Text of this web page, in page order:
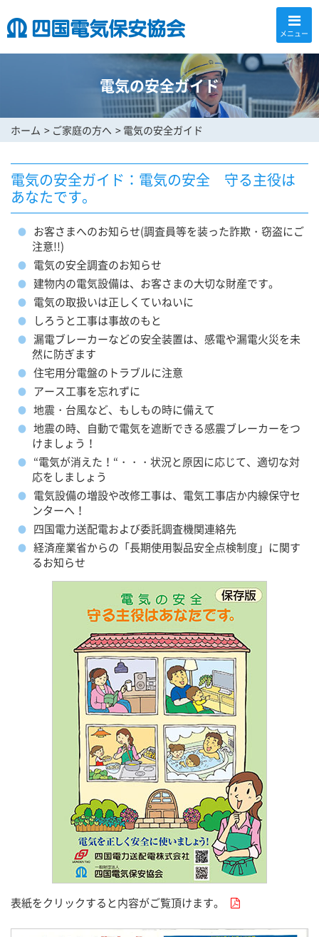
メニュー
電気の安全ガイド
ホーム ご家庭の方へ 電気の安全ガイド
電気の安全ガイド：電気の安全 守る主役は
あなたです。
お客さまへのお知らせ(調査員等を装った詐欺・窃盗にご
注意!!)
電気の安全調査のお知らせ
建物内の電気設備は、お客さまの大切な財産です。
電気の取扱いは正しくていねいに
しろうと工事は事故のもと
漏電ブレーカーなどの安全装置は、感電や漏電火災を未
然に防ぎます
住宅用分電盤のトラブルに注意
アース工事を忘れずに
地震・台風など、もしもの時に備えて
地震の時、自動で電気を遮断できる感震ブレーカーをつ
けましょう！
“電気が消えた！“・・・状況と原因に応じて、適切な対
応をしましょう
電気設備の増設や改修工事は、電気工事店か内線保守セ
ンターへ！
四国電力送配電および委託調査機関連絡先
経済産業省からの「長期使用製品安全点検制度」に関す
るお知らせ
表紙をクリックすると内容がご覧頂けます。